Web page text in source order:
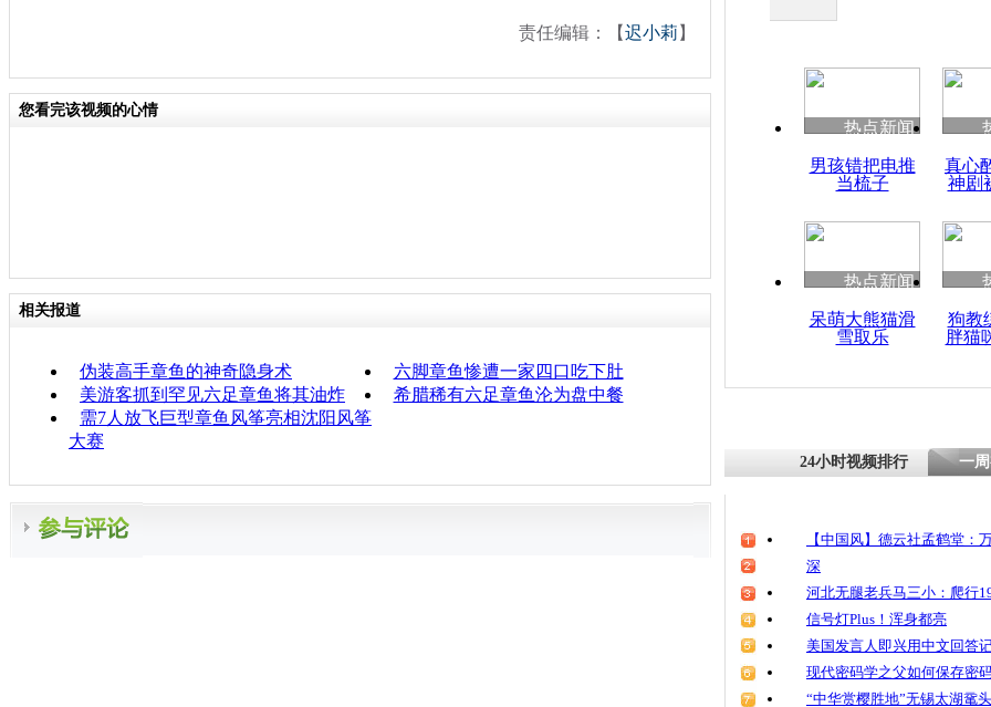
责任编辑：【迟小莉 】
您看完该视频的心情
相关报道
伪装高手章鱼的神奇隐身术
六脚章鱼惨遭一家四口吃下肚
美游客抓到罕见六足章鱼将其油炸
希腊稀有六足章鱼沦为盘中餐
需7人放飞巨型章鱼风筝亮相沈阳风筝
大赛
热点新闻
男孩错把电推
当梳子
真心
神剧
热点新闻
呆萌大熊猫滑
雪取乐
狗教
胖猫
24小时视频排行 一
【中国风】德云社孟鹤堂：
深
河北无腿老兵马三小：爬行
信号灯Plus！浑身都亮
美国发言人即兴用中文回答
现代密码学之父如何保存
“中华赏樱胜地”无锡太湖鼋